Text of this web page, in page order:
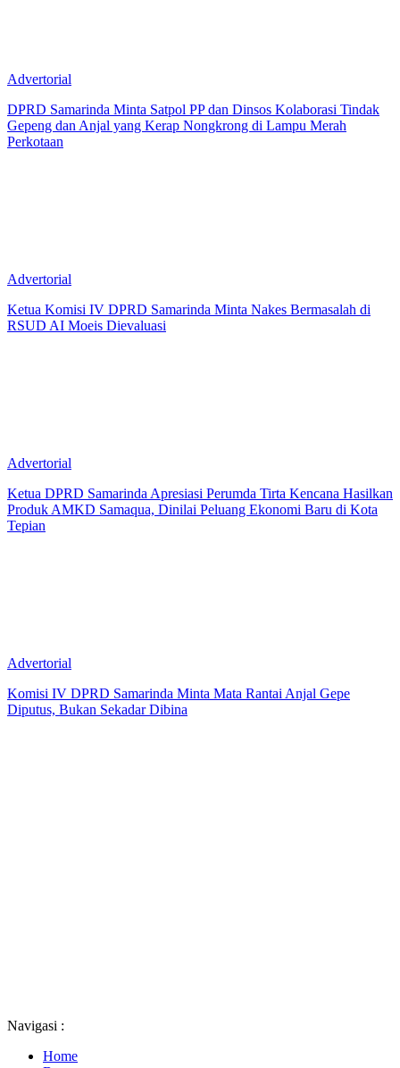
Advertorial
DPRD Samarinda Minta Satpol PP dan Dinsos Kolaborasi Tindak
Gepeng dan Anjal yang Kerap Nongkrong di Lampu Merah
Perkotaan
Advertorial
Ketua Komisi IV DPRD Samarinda Minta Nakes Bermasalah di
RSUD AI Moeis Dievaluasi
Advertorial
Ketua DPRD Samarinda Apresiasi Perumda Tirta Kencana Hasilkan
Produk AMKD Samaqua, Dinilai Peluang Ekonomi Baru di Kota
Tepian
Advertorial
Komisi IV DPRD Samarinda Minta Mata Rantai Anjal Gepe
Diputus, Bukan Sekadar Dibina
Navigasi :
Home